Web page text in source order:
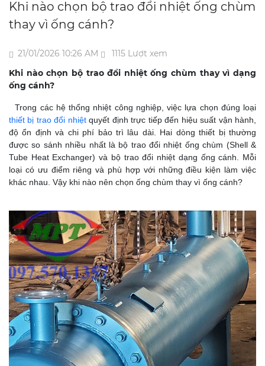
Khi nào chọn bộ trao đổi nhiệt ống chùm
thay vì ống cánh?
21/01/2026 10:26 AM
1115 Lượt xem
Khi nào chọn bộ trao đổi nhiệt ống chùm thay vì dạng
ống cánh?
Trong các hệ thống nhiệt công nghiệp, việc lựa chọn đúng loại
thiết bị trao đổi nhiệtquyết định trực tiếp đến hiệu suất vận hành,
độ ổn định và chi phí bảo trì lâu dài. Hai dòng thiết bị thường
được so sánh nhiều nhất là bộ trao đổi nhiệt ống chùm (Shell &
Tube Heat Exchanger) và bộ trao đổi nhiệt dạng ống cánh. Mỗi
loại có ưu điểm riêng và phù hợp với những điều kiện làm việc
khác nhau. Vậy khi nào nên chọn ống chùm thay vì ống cánh?